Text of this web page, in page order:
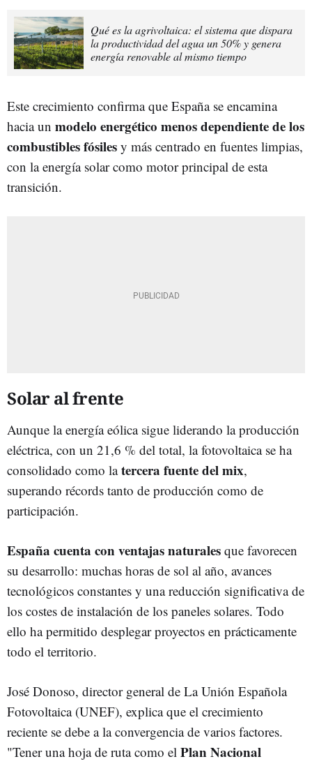
Qué es la agrivoltaica: el sistema que dispara
la productividad del agua un 50% y genera
energía renovable al mismo tiempo
Este crecimiento confirma que España se encamina
hacia un modelo energético menos dependiente de los
combustibles fósiles y más centrado en fuentes limpias,
con la energía solar como motor principal de esta
transición.
Solar al frente
Aunque la energía eólica sigue liderando la producción
eléctrica, con un 21,6 % del total, la fotovoltaica se ha
consolidado como latercera fuente del mix,
superando récords tanto de producción como de
participación.
España cuenta con ventajas naturales que favorecen
su desarrollo: muchas horas de sol al año, avances
tecnológicos constantes y una reducción significativa de
los costes de instalación de los paneles solares. Todo
ello ha permitido desplegar proyectos en prácticamente
todo el territorio.
José Donoso, director general de La Unión Española
Fotovoltaica (UNEF), explica que el crecimiento
reciente se debe a la convergencia de varios factores.
"Tener una hoja de ruta como el Plan Nacional